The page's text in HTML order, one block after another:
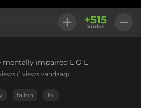
+515
kudos
impaired L O L
(1 views vandaag)
fallon lol